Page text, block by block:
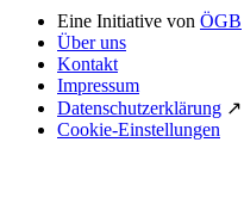
Eine Initiative von ÖGB
Über uns
Kontakt
Impressum
Datenschutzerklärung ↗
Cookie-Einstellungen